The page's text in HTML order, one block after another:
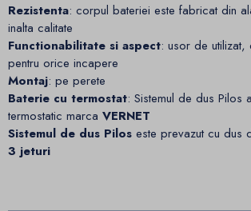
Rezistenta: corpul bateriei este fabricat din
inalta calitate
Functionabilitate si aspect: usor de
pentru orice incapere
Montaj: pe perete
Baterie cu termostat: Sistemul de dus Pilos
termostatic marca VERNET
Sistemul de dus Pilos este prevazut cu dus
3 jeturi